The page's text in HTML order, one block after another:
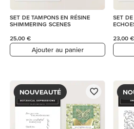
SET DE TAMPONS EN RÉSINE
SHIMMERING SCENES
25,00 €
Ajouter au panier
SET
23,00 €
NOUVEAUTÉ